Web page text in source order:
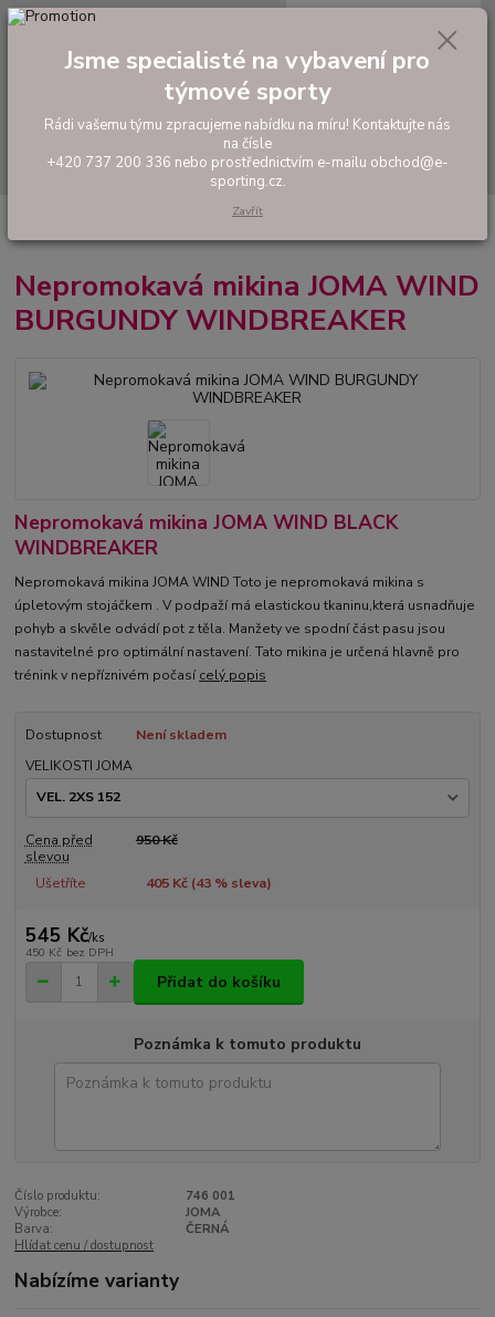
Hledat
tel: +420 737 200 336
0,00 Kč
Oblečení do deště
BURGUNDY WINDBREAKER
Nepromokavá mikina JOMA WIND
BURGUNDY WINDBREAKER
Nepromokavá mikina JOMA WIND BLACK
WINDBREAKER
Nepromokavá mikina JOMA WIND Toto je nepromokavá mikina s
úpletovým stojáčkem . V podpaží má elastickou tkaninu,která usnadňuje
pohyb a skvěle odvádí pot z těla. Manžety ve spodní část pasu jsou
nastavitelné pro optimální nastavení. Tato mikina je určená hlavně pro
trénink v nepříznivém počasí celý popis
Dostupnost
Není skladem
VELIKOSTI JOMA
Cena před
slevou
950 Kč
Ušetříte 405 Kč (43% sleva)
545 Kč/ks
450 Kč bez DPH
Přidat do košíku
Poznámka k tomuto produktu
Číslo produktu:
746 001
Výrobce:
JOMA
Barva:
ČERNÁ
Hlídat cenu / dostupnost
Nabízíme varianty
Jsme specialisté na vybavení pro
týmové sporty
Rádi vašemu týmu zpracujeme nabídku na míru! Kontaktujte nás
na čísle
+420 737 200 336 nebo prostřednictvím e-mailu obchod@e-
sporting.cz.
Zavřít